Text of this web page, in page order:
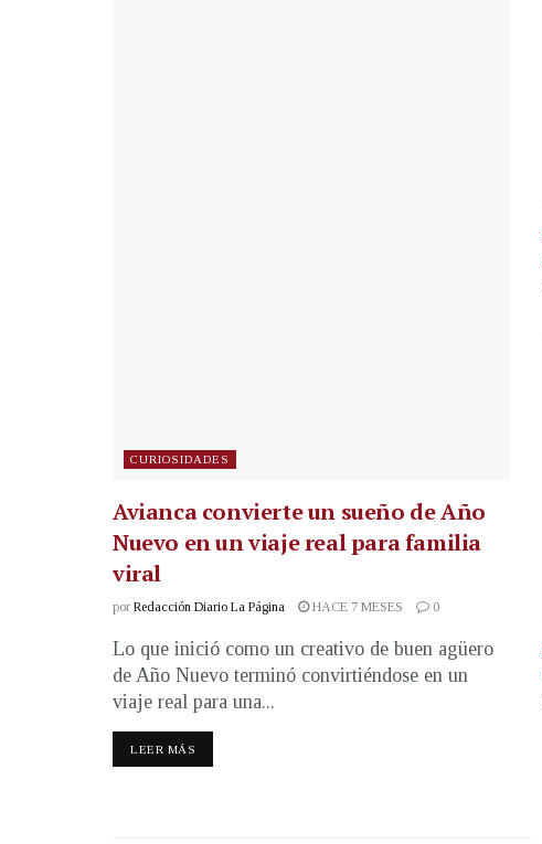
CURIOSIDADES
Avianca convierte un sueño de Año
Nuevo en un viaje real para familia
viral
por Redacción Diario La Página HACE 7 MESES 0
Lo que inició como un creativo de buen agüero
de Año Nuevo terminó convirtiéndose en un
viaje real para una...
LEER MÁS